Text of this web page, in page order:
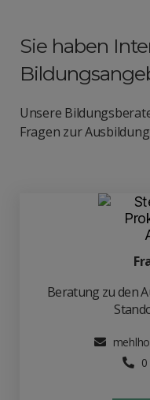
Sie haben
Unsere
Fragen zur
Beratung zu den